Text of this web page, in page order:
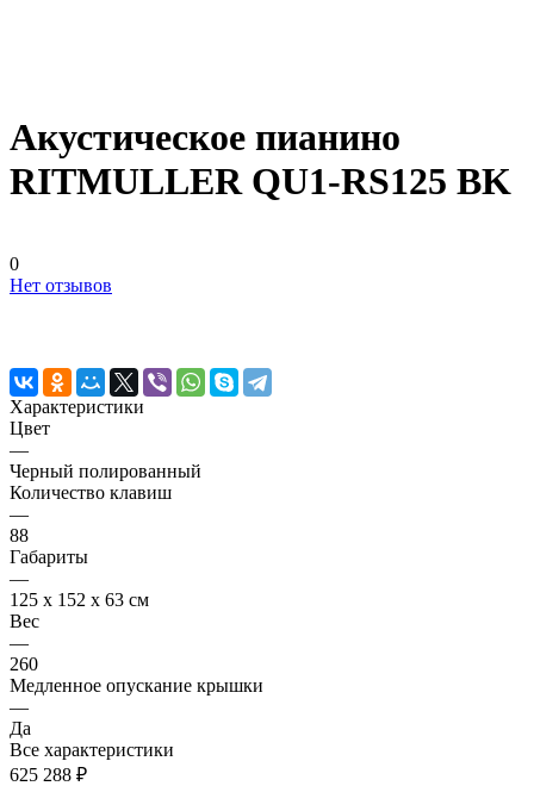
Акустическое пианино
RITMULLER QU1-RS125 BK
0
Нет отзывов
Характеристики
Цвет
—
Черный полированный
Количество клавиш
—
88
Габариты
—
125 x 152 x 63 см
Вес
—
260
Медленное опускание крышки
—
Да
Все характеристики
625 288 ₽